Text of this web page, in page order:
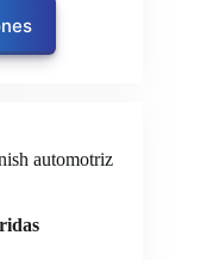
automotriz